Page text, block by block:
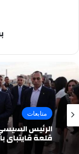
متابعات
الرئيس
قلعة قايتباي